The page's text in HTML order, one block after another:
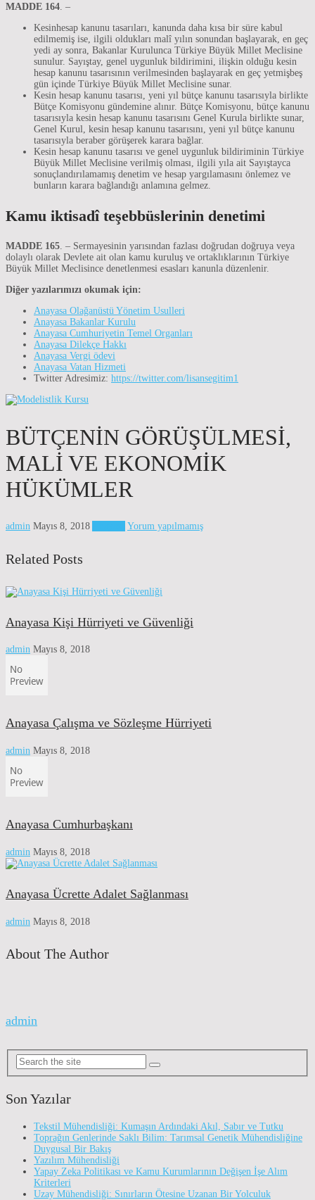
MADDE 164. –
Kesinhesap kanunu tasarıları, kanunda daha kısa bir süre kabul
edilmemiş ise, ilgili oldukları malî yılın sonundan başlayarak, en geç
yedi ay sonra, Bakanlar Kurulunca Türkiye Büyük Millet Meclisine
sunulur. Sayıştay, genel uygunluk bildirimini, ilişkin olduğu kesin
hesap kanunu tasarısının verilmesinden başlayarak en geç yetmişbeş
gün içinde Türkiye Büyük Millet Meclisine sunar.
Kesin hesap kanunu tasarısı, yeni yıl bütçe kanunu tasarısıyla birlikte
Bütçe Komisyonu gündemine alınır. Bütçe Komisyonu, bütçe kanunu
tasarısıyla kesin hesap kanunu tasarısını Genel Kurula birlikte sunar,
Genel Kurul, kesin hesap kanunu tasarısını, yeni yıl bütçe kanunu
tasarısıyla beraber görüşerek karara bağlar.
Kesin hesap kanunu tasarısı ve genel uygunluk bildiriminin Türkiye
Büyük Millet Meclisine verilmiş olması, ilgili yıla ait Sayıştayca
sonuçlandırılamamış denetim ve hesap yargılamasını önlemez ve
bunların karara bağlandığı anlamına gelmez.
Kamu iktisadî teşebbüslerinin denetimi
MADDE 165. – Sermayesinin yarısından fazlası doğrudan doğruya veya
dolaylı olarak Devlete ait olan kamu kuruluş ve ortaklıklarının Türkiye
Büyük Millet Meclisince denetlenmesi esasları kanunla düzenlenir.
Diğer yazılarımızı okumak için:
Anayasa Olağanüstü Yönetim Usulleri
Anayasa Bakanlar Kurulu
Anayasa Cumhuriyetin Temel Organları
Anayasa Dilekçe Hakkı
Anayasa Vergi ödevi
Anayasa Vatan Hizmeti
Twitter Adresimiz: https://twitter.com/lisansegitim1
BÜTÇENIN GÖRÜŞÜLMESI,
MALI VE EKONOMIK
HÜKÜMLER
admin Mayıs 8, 2018 Yorum yapılmamış
Related Posts
Anayasa Kişi Hürriyeti ve Güvenliği
admin Mayıs 8, 2018
Anayasa Çalışma ve Sözleşme Hürriyeti
admin Mayıs 8, 2018
Anayasa Cumhurbaşkanı
admin Mayıs 8, 2018
Anayasa Ücrette Adalet Sağlanması
admin Mayıs 8, 2018
About The Author
admin
Son Yazılar
Tekstil Mühendisliği: Kumaşın Ardındaki Akıl, Sabır ve Tutku
Toprağın Genlerinde Saklı Bilim: Tarımsal Genetik Mühendisliğine
Duygusal Bir Bakış
Yazılım Mühendisliği
Yapay Zeka Politikası ve Kamu Kurumlarının Değişen İşe Alım
Kriterleri
Uzay Mühendisliği: Sınırların Ötesine Uzanan Bir Yolculuk